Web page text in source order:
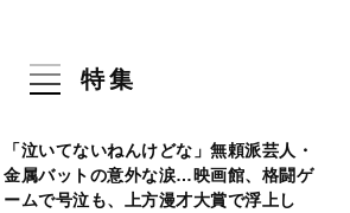
特集
「泣いてないねんけどな」無頼派芸人・
金属バットの意外な涙…映画館、格闘ゲ
ームで号泣も、上方漫才大賞で浮上し